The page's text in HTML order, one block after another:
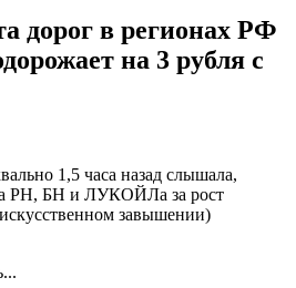
дорог в регионах РФ
на 3 рубля с
1,5 часа назад слышала,
РН, БН и ЛУКОЙЛа за рост
завышении)